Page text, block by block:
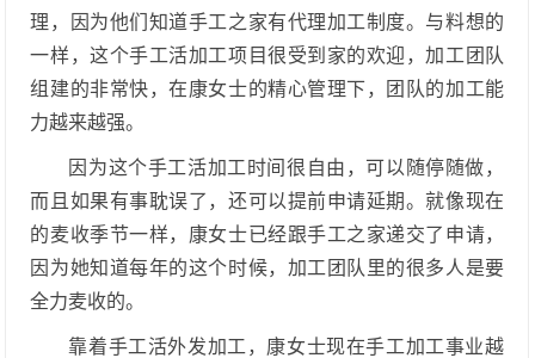
理，因为他们知道手工之家有代理加工制度。与料想的
一样，这个手工活加工项目很受到家的欢迎，加工团队
组建的非常快，在康女士的精心管理下，团队的加工能
力越来越强。
因为这个手工活加工时间很自由，可以随停随做，
而且如果有事耽误了，还可以提前申请延期。就像现在
的麦收季节一样，康女士已经跟手工之家递交了申请，
因为她知道每年的这个时候，加工团队里的很多人是要
全力麦收的。
靠着手工活外发加工，康女士现在手工加工事业越